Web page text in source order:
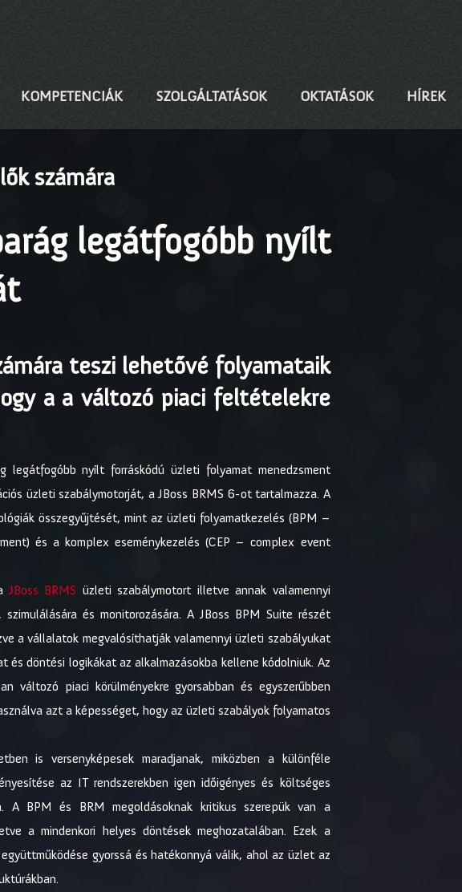
KOMPETENCIÁK SZOLGÁLTATÁSOK OKTATÁSOK HÍREK
számára
legátfogóbb nyílt
teszi lehetővé folyamataik
a a változó piaci feltételekre
nyílt forráskódú üzleti folyamat menedzsment
üzleti szabálymotorját, a JBoss BRMS 6-ot tartalmazza. A
összegyűjtését, mint az üzleti folyamatkezelés (BPM –
és a komplex eseménykezelés (CEP – complex event
JBoss BRMS üzleti szabálymotort illetve annak valamennyi
és monitorozására. A JBoss BPM Suite részét
a vállalatok megvalósíthatják valamennyi üzleti szabályukat
döntési logikákat az alkalmazásokba kellene kódolniuk. Az
változó piaci körülményekre gyorsabban és egyszerűbben
azt a képességet, hogy az üzleti szabályok folyamatos
is versenyképesek maradjanak, miközben a különféle
az IT rendszerekben igen időigényes és költséges
A BPM és BRM megoldásoknak kritikus szerepük van a
a mindenkori helyes döntések meghozatalában. Ezek a
gyorssá és hatékonnyá válik, ahol az üzlet az